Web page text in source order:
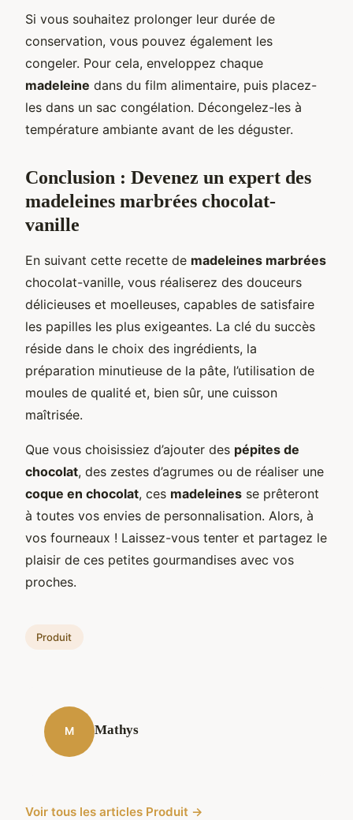
Si vous souhaitez prolonger leur durée de
conservation, vous pouvez également les
congeler. Pour cela, enveloppez chaque
madeleine dans du film alimentaire, puis placez-
les dans un sac congélation. Décongelez-les à
température ambiante avant de les déguster.
Conclusion : Devenez un expert des
madeleines marbrées chocolat-
vanille
En suivant cette recette de madeleines marbrées
chocolat-vanille, vous réaliserez des douceurs
délicieuses et moelleuses, capables de satisfaire
les papilles les plus exigeantes. La clé du succès
réside dans le choix des ingrédients, la
préparation minutieuse de la pâte, l’utilisation de
moules de qualité et, bien sûr, une cuisson
maîtrisée.
Que vous choisissiez d’ajouter des pépites de
chocolat, des zestes d’agrumes ou de réaliser une
coque en chocolat, ces madeleines se prêteront
à toutes vos envies de personnalisation. Alors, à
vos fourneaux ! Laissez-vous tenter et partagez le
plaisir de ces petites gourmandises avec vos
proches.
Produit
M Mathys
Voir tous les articles Produit →